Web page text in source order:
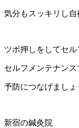
気分もスッキリし自
ツボ押しをしてセル
セルフメンテナン
予防につなげましょ
新宿の鍼灸院